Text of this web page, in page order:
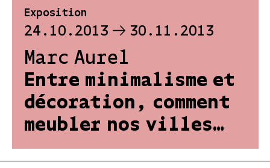
Exposition
24.10.2013 30.11.2013
Marc Aurel
Entre minimalisme et
décoration, comment
meubler nos villes…